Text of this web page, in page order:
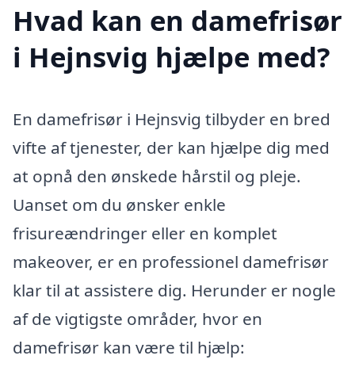
Hvad kan en damefrisør
i Hejnsvig hjælpe med?
En damefrisør i Hejnsvig tilbyder en bred
vifte af tjenester, der kan hjælpe dig med
at opnå den ønskede hårstil og pleje.
Uanset om du ønsker enkle
frisureændringer eller en komplet
makeover, er en professionel damefrisør
klar til at assistere dig. Herunder er nogle
af de vigtigste områder, hvor en
damefrisør kan være til hjælp: